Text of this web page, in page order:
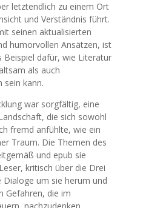
letztendlich zu einem Ort
und Verständnis führt.
seinen aktualisierten
humorvollen Ansätzen, ist
Beispiel dafür, wie Literatur
als auch
sein kann.
war sorgfältig, eine
die sich sowohl
fremd anfühlte, wie ein
Traum. Die Themen des
und epub sie
kritisch über die Drei
Dialoge um sie herum und
Gefahren, die im